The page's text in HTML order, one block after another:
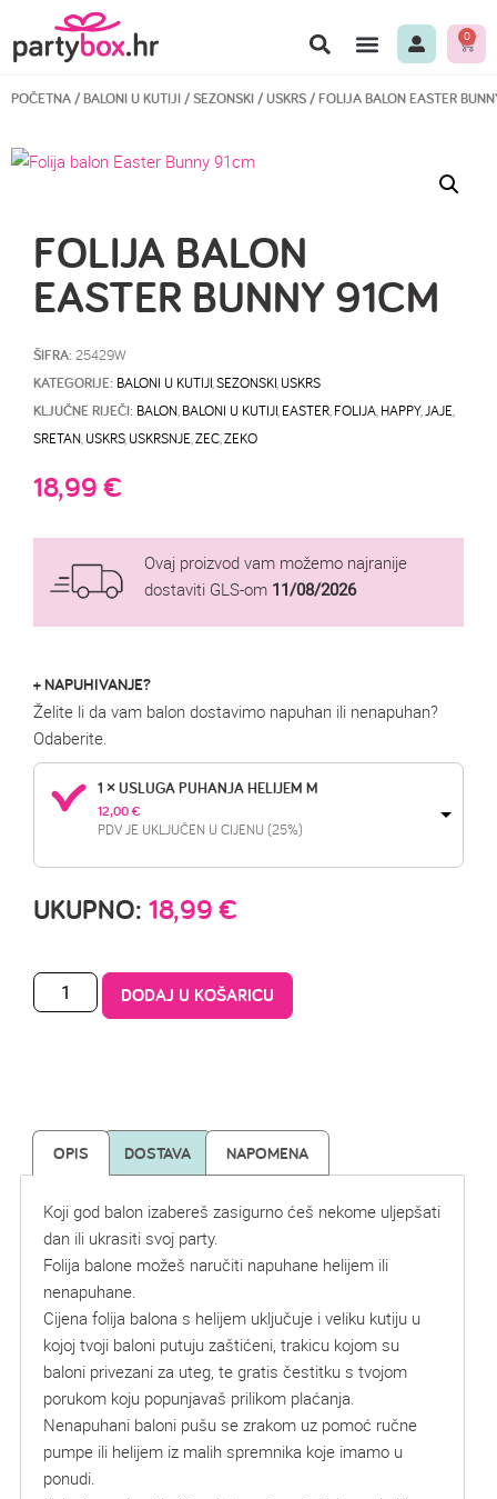
0
POČETNA/BALONI U KUTIJI/SEZONSKI/USKRS/ FOLIJA BALON EASTER
FOLIJA BALON
EASTER BUNNY 91CM
ŠIFRA: 25429W
KATEGORIJE: BALONI U KUTIJI SEZONSKI USKRS
KLJUČNE RIJEČI: BALON BALONI U KUTIJI EASTER FOLIJA HAPPY, JAJE
SRETAN USKRS, USKRSNJE ZEC ZEKO
18,99€
Ovaj proizvod vam možemo najranije
dostaviti GLS-om 11/08/2026
+ NAPUHIVANJE?
Želite li da vam balon dostavimo napuhan ili nenapuhan?
Odaberite.
1 × USLUGA PUHANJA HELIJEM M
12,00 €
PDV JE UKLJUČEN U CIJENU (25%)
UKUPNO: 18,99€
DODAJ U KOŠARICU
OPIS DOSTAVA NAPOMENA
Koji god balon izabereš zasigurno ćeš nekome uljepšati
dan ili ukrasiti svoj party.
Folija balone možeš naručiti napuhane helijem ili
nenapuhane.
Cijena folija balona s helijem uključuje i veliku kutiju u
kojoj tvoji baloni putuju zaštićeni, trakicu kojom su
baloni privezani za uteg, te gratis čestitku s tvojom
porukom koju popunjavaš prilikom plaćanja.
Nenapuhani baloni pušu se zrakom uz pomoć ručne
pumpe ili helijem iz malih spremnika koje imamo u
ponudi.